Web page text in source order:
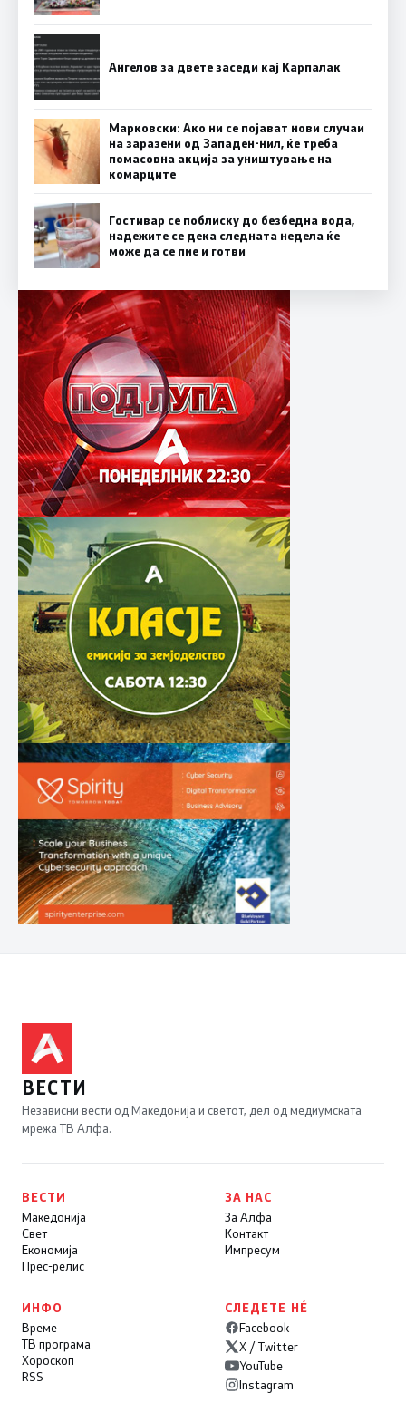
Ангелов за двете заседи кај Карпалак
Марковски: Ако ни се појават нови случаи
на заразени од Западен-нил, ќе треба
помасовна акција за уништување на
комарците
Гостивар се поблиску до безбедна вода,
надежите се дека следната недела ќе
може да се пие и готви
ВЕСТИ
Независни вести од Македонија и светот, дел од медиумската
мрежа ТВ Алфа.
ВЕСТИ
Македонија
Свет
Економија
Прес-релис
ЗА НАС
За Алфа
Контакт
Импресум
ИНФО
Време
ТВ програма
Хороскоп
RSS
СЛЕДЕТЕ НÉ
Facebook
X / Twitter
YouTube
Instagram